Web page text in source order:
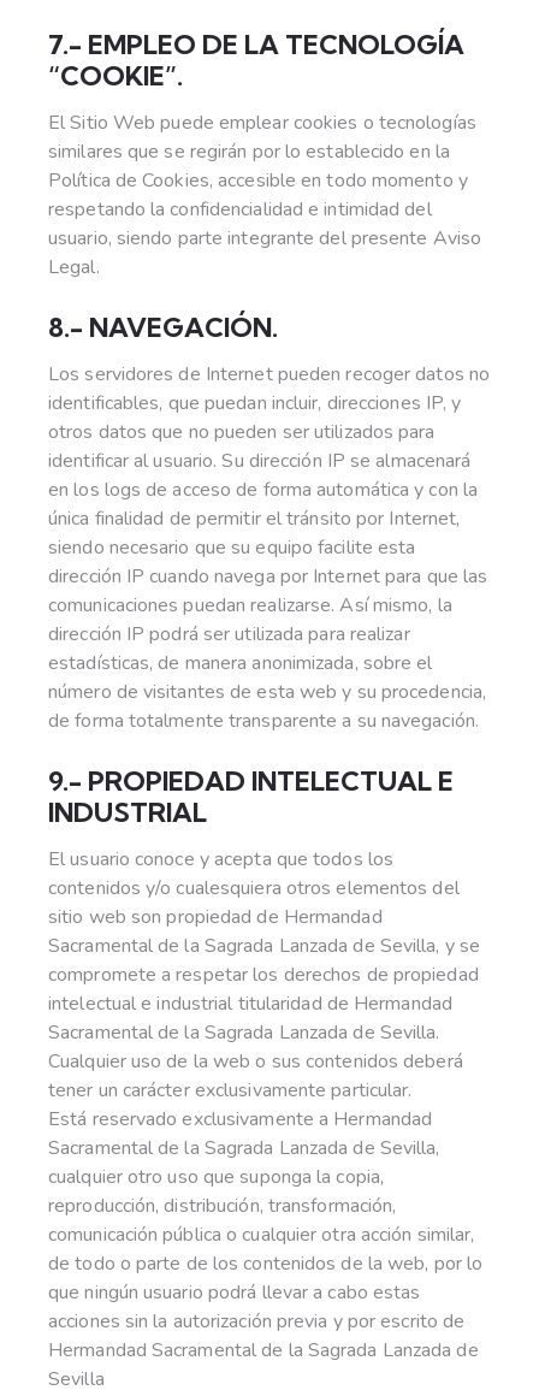
7.- EMPLEO DE LA TECNOLOGÍA
“COOKIE”.
El Sitio Web puede emplear cookies o tecnologías
similares que se regirán por lo establecido en la
Política de Cookies, accesible en todo momento y
respetando la confidencialidad e intimidad del
usuario, siendo parte integrante del presente Aviso
Legal.
8.- NAVEGACIÓN.
Los servidores de Internet pueden recoger datos no
identificables, que puedan incluir, direcciones IP, y
otros datos que no pueden ser utilizados para
identificar al usuario. Su dirección IP se almacenará
en los logs de acceso de forma automática y con la
única finalidad de permitir el tránsito por Internet,
siendo necesario que su equipo facilite esta
dirección IP cuando navega por Internet para que las
comunicaciones puedan realizarse. Así mismo, la
dirección IP podrá ser utilizada para realizar
estadísticas, de manera anonimizada, sobre el
número de visitantes de esta web y su procedencia,
de forma totalmente transparente a su navegación.
9.- PROPIEDAD INTELECTUAL E
INDUSTRIAL
El usuario conoce y acepta que todos los
contenidos y/o cualesquiera otros elementos del
sitio web son propiedad de Hermandad
Sacramental de la Sagrada Lanzada de Sevilla, y se
compromete a respetar los derechos de propiedad
intelectual e industrial titularidad de Hermandad
Sacramental de la Sagrada Lanzada de Sevilla.
Cualquier uso de la web o sus contenidos deberá
tener un carácter exclusivamente particular.
Está reservado exclusivamente a Hermandad
Sacramental de la Sagrada Lanzada de Sevilla,
cualquier otro uso que suponga la copia,
reproducción, distribución, transformación,
comunicación pública o cualquier otra acción similar,
de todo o parte de los contenidos de la web, por lo
que ningún usuario podrá llevar a cabo estas
acciones sin la autorización previa y por escrito de
Hermandad Sacramental de la Sagrada Lanzada de
Sevilla